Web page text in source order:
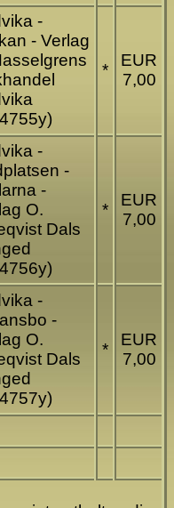
-
- Verlag
*
EUR
7,00
-
-
-
O.
Dals
*
EUR
7,00
-
-
O.
Dals
*
EUR
7,00